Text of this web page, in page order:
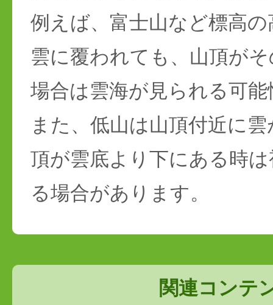
例えば、富士山など標高
雲に覆われても、山頂が
場合は雲海が見られる可
また、低山は山頂付近に
頂が雲底より下にある時
る場合があります。
関連コンテ